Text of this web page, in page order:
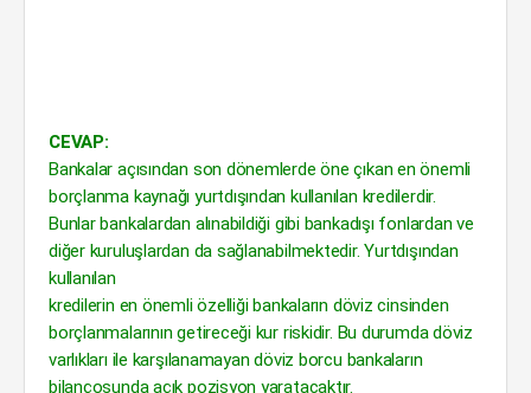
CEVAP:
Bankalar açısından son dönemlerde öne çıkan en önemli
borçlanma kaynağı yurtdışından kullanılan kredilerdir.
Bunlar bankalardan alınabildiği gibi bankadışı fonlardan ve
diğer kuruluşlardan da sağlanabilmektedir. Yurtdışından
kullanılan
kredilerin en önemli özelliği bankaların döviz cinsinden
borçlanmalarının getireceği kur riskidir. Bu durumda döviz
varlıkları ile karşılanamayan döviz borcu bankaların
bilançosunda açık pozisyon yaratacaktır.